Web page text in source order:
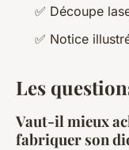
✅ Découpe
✅ Notice
Les
Vaut-il mieux
fabriquer son